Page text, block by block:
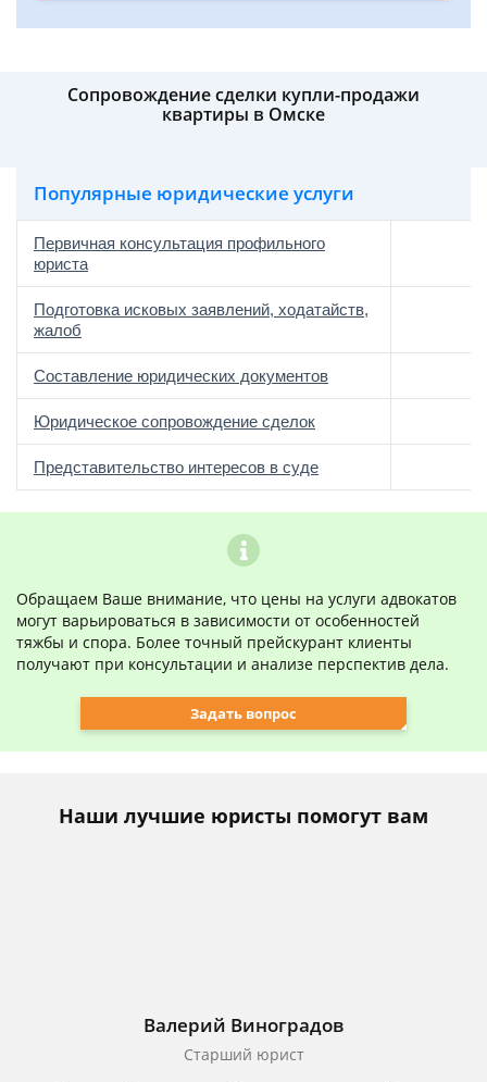
Сопровождение сделки купли-продажи
квартиры в Омске
Популярные юридические услуги
Первичная консультация профильного
юриста
Подготовка исковых заявлений, ходатайств,
жалоб
Составление юридических документов
Юридическое сопровождение сделок
Представительство интересов в суде
Обращаем Ваше внимание, что цены на услуги адвокатов
могут варьироваться в зависимости от особенностей
тяжбы и спора. Более точный прейскурант клиенты
получают при консультации и анализе перспектив дела.
Задать вопрос
Наши лучшие юристы помогут вам
Валерий Виноградов
Старший юрист